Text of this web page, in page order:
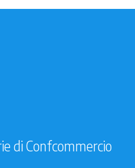
di Confcommercio